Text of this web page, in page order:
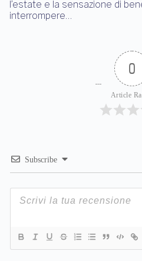
l’estate e la sensazione di
interrompere…
0
Article
Subscribe